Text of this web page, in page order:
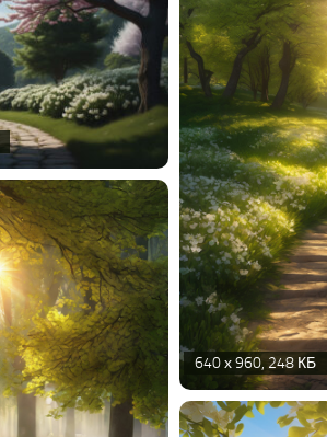
640 х 960, 248 КБ